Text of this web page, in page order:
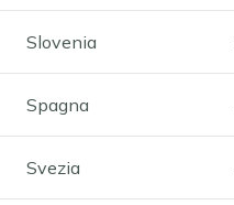
Slovenia
Spagna
Svezia